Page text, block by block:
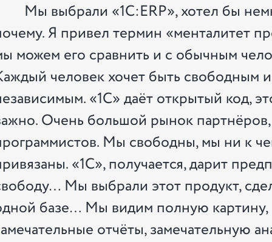
Мы выбрали «1С:ERP», хотел бы
Я привел термин «менталитет
можем его сравнить и с обычным
человек хочет быть свободным и
«1С» даёт открытый код,
Очень большой рынок
Мы свободны, мы ни к
«1С», получается, дарит
Мы выбрали этот продукт,
базе… Мы видим полную картину,
отчёты, замечательную